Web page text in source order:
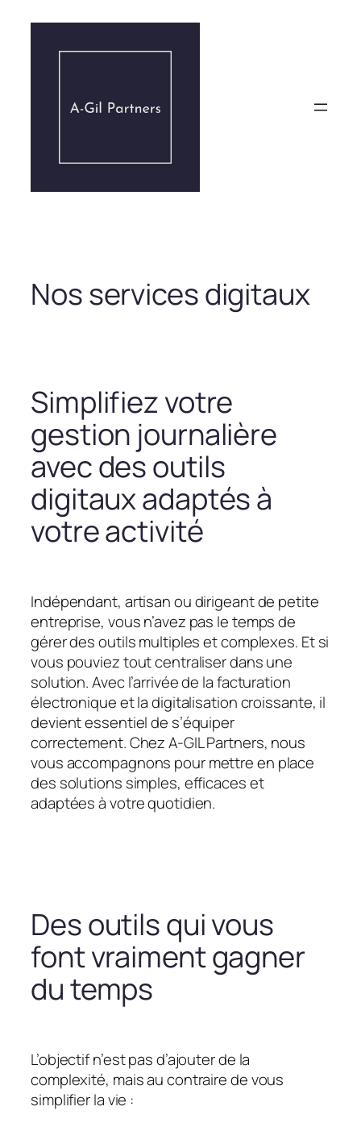
contenu
Nos services digitaux
Simplifiez votre
gestion journalière
avec des outils
digitaux adaptés à
votre activité
Indépendant, artisan ou dirigeant de petite
entreprise, vous n’avez pas le temps de
gérer des outils multiples et complexes. Et si
vous pouviez tout centraliser dans une
solution. Avec l’arrivée de la facturation
électronique et la digitalisation croissante, il
devient essentiel de s’équiper
correctement. Chez A-GIL Partners, nous
vous accompagnons pour mettre en place
des solutions simples, efficaces et
adaptées à votre quotidien.
Des outils qui vous
font vraiment gagner
du temps
L’objectif n’est pas d’ajouter de la
complexité, mais au contraire de vous
simplifier la vie :